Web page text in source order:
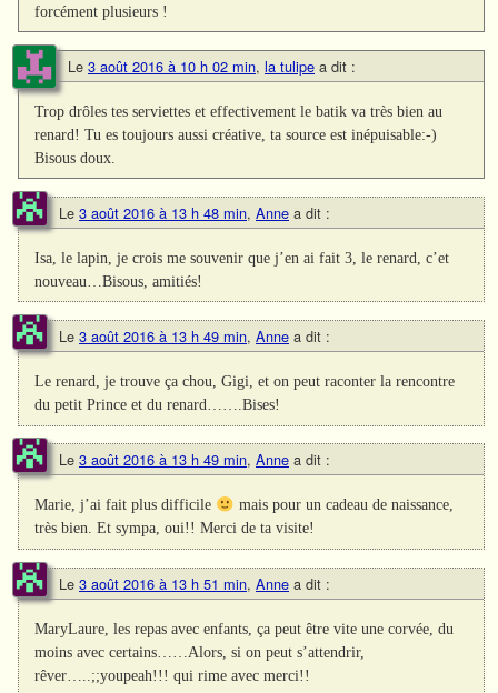
forcément plusieurs !
Le 3 août 2016 à 10 h 02 min, la tulipe a dit :
Trop drôles tes serviettes et effectivement le batik va très bien au
renard! Tu es toujours aussi créative, ta source est inépuisable:-)
Bisous doux.
Le 3 août 2016 à 13 h 48 min, Anne a dit :
Isa, le lapin, je crois me souvenir que j’en ai fait 3, le renard, c’et
nouveau…Bisous, amitiés!
Le 3 août 2016 à 13 h 49 min, Anne a dit :
Le renard, je trouve ça chou, Gigi, et on peut raconter la rencontre
du petit Prince et du renard…….Bises!
Le 3 août 2016 à 13 h 49 min, Anne a dit :
Marie, j’ai fait plus difficile
mais pour un cadeau de naissance,
très bien. Et sympa, oui!! Merci de ta visite!
Le 3 août 2016 à 13 h 51 min, Anne a dit :
MaryLaure, les repas avec enfants, ça peut être vite une corvée, du
moins avec certains……Alors, si on peut s’attendrir,
rêver…..;;youpeah!!! qui rime avec merci!!